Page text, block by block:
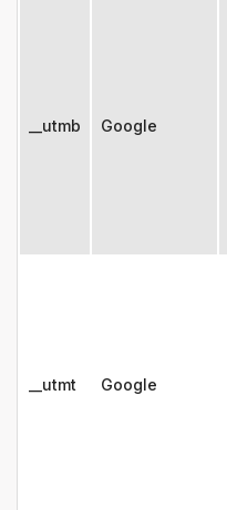
__utmb Google
__utmt Google